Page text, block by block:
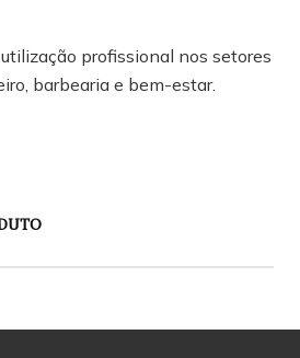
profissional nos setores
barbearia e bem-estar.